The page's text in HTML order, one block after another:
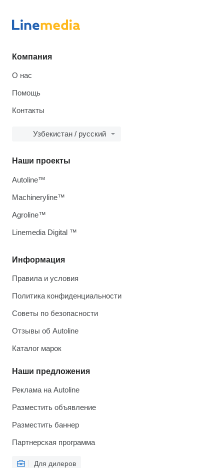
Компания
О нас
Помощь
Контакты
Узбекистан / русский
Информация
Правила и условия
Политика конфиденциальности
Советы по безопасности
Отзывы об Autoline
Каталог марок
Наши предложения
Реклама на Autoline
Разместить объявление
Разместить баннер
Партнерская программа
Для дилеров
Наши проекты
Autoline™
Machineryline™
Agroline™
Linemedia Digital ™